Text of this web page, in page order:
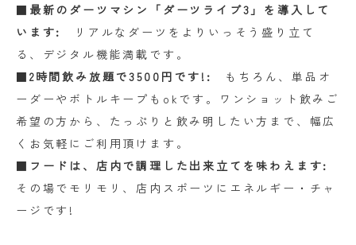
■ 最新のダーツマシン「ダーツライブ3」を導入して
います:
リアルなダーツをよりいっそう盛り立て
る、デジタル機能満載です。
■ 2時間飲み放題で3500円です!:
もちろん、単品オ
ーダーやボトルキープもokです。ワンショット飲みご
希望の方から、たっぷりと飲み明したい方まで、幅広
くお気軽にご利用頂けます。
■ フードは、店内で調理した出来立てを味わえます:
その場でモリモリ、店内スポーツにエネルギー・チャ
ージです!